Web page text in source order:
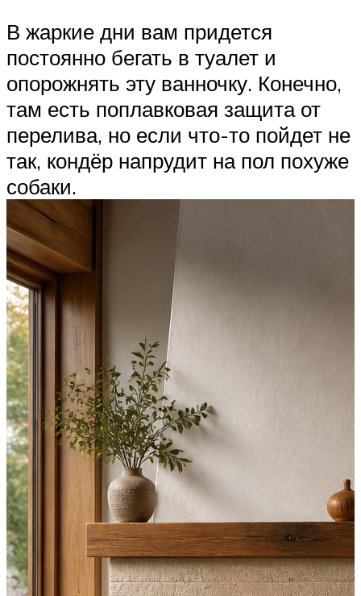
В жаркие дни вам придется
постоянно бегать в туалет и
опорожнять эту ванночку. Конечно,
там есть поплавковая защита от
перелива, но если что-то пойдет не
так, кондёр напрудит на пол похуже
собаки.